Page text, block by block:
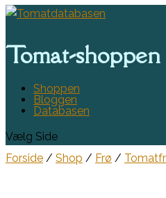
Tomat-shoppen
Shoppen
Bloggen
Databasen
Vælg Side
Forside / Shop / Frø /